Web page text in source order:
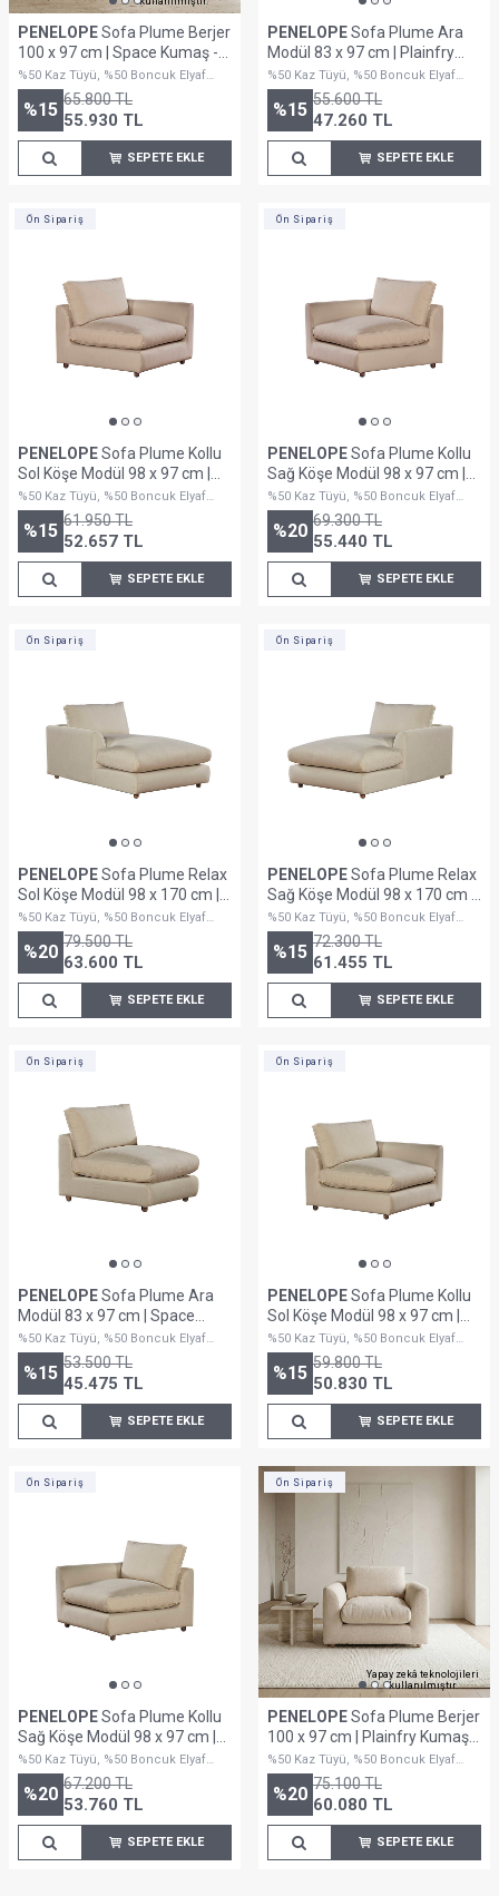
PENELOPESofa Plume Berjer
100 x 97 cm | Space Kumaş -
Krem
%50 Kaz Tüyü, %50 Boncuk Elyaf
Dolguludur
%15 65.800TL
55.930 TL
SEPETE EKLE
PENELOPESofa Plume Ara
Modül 83 x 97 cm | Plainfry
Kumaş - Krem Dokulu
%50 Kaz Tüyü, %50 Boncuk Elyaf
Dolguludur
%15 55.600TL
47.260 TL
SEPETE EKLE
Ön Sipariş
PENELOPESofa Plume Kollu
Sol Köşe Modül 98 x 97 cm |
Plainfry Kumaş - Krem Dokulu
%50 Kaz Tüyü, %50 Boncuk Elyaf
Dolguludur
%15 61.950TL
52.657 TL
SEPETE EKLE
Ön Sipariş
PENELOPESofa Plume Kollu
Sağ Köşe Modül 98 x 97 cm |
Plainfry Kumaş - Krem Dokulu
%50 Kaz Tüyü, %50 Boncuk Elyaf
Dolguludur
%20 69.300TL
55.440 TL
SEPETE EKLE
Ön Sipariş
PENELOPESofa Plume Relax
Sol Köşe Modül 98 x 170 cm |
Space Kumaş - Krem
%50 Kaz Tüyü, %50 Boncuk Elyaf
Dolguludur
%20 79.500TL
63.600 TL
SEPETE EKLE
Ön Sipariş
PENELOPESofa Plume Relax
Sağ Köşe Modül 98 x 170 cm |
Space Kumaş - Krem
%50 Kaz Tüyü, %50 Boncuk Elyaf
Dolguludur
%15 72.300TL
61.455 TL
SEPETE EKLE
Ön Sipariş
PENELOPESofa Plume Ara
Modül 83 x 97 cm | Space
Kumaş - Krem
%50 Kaz Tüyü, %50 Boncuk Elyaf
Dolguludur
%15 53.500TL
45.475 TL
SEPETE EKLE
Ön Sipariş
PENELOPESofa Plume Kollu
Sol Köşe Modül 98 x 97 cm |
Space Kumaş - Krem
%50 Kaz Tüyü, %50 Boncuk Elyaf
Dolguludur
%15 59.800TL
50.830 TL
SEPETE EKLE
Ön Sipariş
PENELOPESofa Plume Kollu
Sağ Köşe Modül 98 x 97 cm |
Space Kumaş - Krem
%50 Kaz Tüyü, %50 Boncuk Elyaf
Dolguludur
%20 67.200TL
53.760 TL
SEPETE EKLE
Yapay zekâ teknolojileri
kullanılmıştır.
Ön Sipariş
PENELOPESofa Plume Berjer
100 x 97 cm | Plainfry Kumaş -
Krem Dokulu
%50 Kaz Tüyü, %50 Boncuk Elyaf
Dolguludur
%20 75.100TL
60.080 TL
SEPETE EKLE